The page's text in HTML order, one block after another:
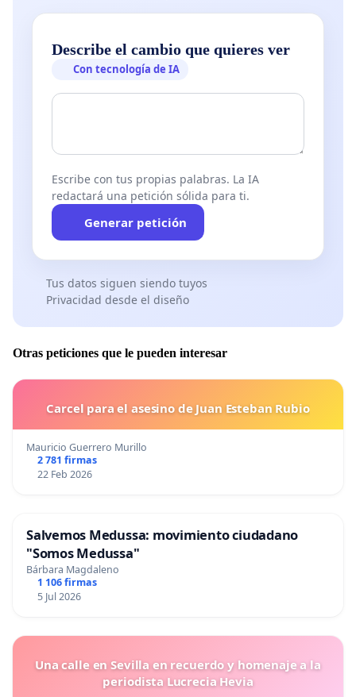
Describe el cambio que quieres ver
Con tecnología de IA
Escribe con tus propias palabras. La IA
redactará una petición sólida para ti.
Generar petición
Tus datos siguen siendo tuyos
Privacidad desde el diseño
Otras peticiones que le pueden interesar
Carcel para el asesino de Juan Esteban Rubio
Mauricio Guerrero Murillo
2 781 firmas
22 Feb 2026
Salvemos Medussa: movimiento ciudadano
"Somos Medussa"
Bárbara Magdaleno
1 106 firmas
5 Jul 2026
Una calle en Sevilla en recuerdo y homenaje a la
periodista Lucrecia Hevia